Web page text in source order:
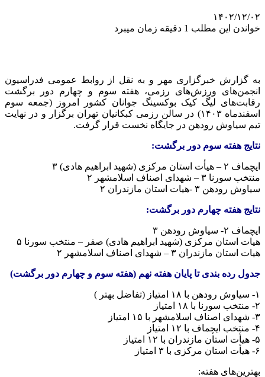
۱۴۰۲/۱۲/۰۲
خواندن این مطلب 1 دقیقه زمان میبرد
به گزارش خبرگزاری مهر و به نقل از روابط عمومی فدراسیون
انجمن‌های ورزش‌های رزمی، هفته سوم و چهارم دور برگشت
رقابت‌های لیگ کیک بوکسینگ جوانان کشور امروز (جمعه سوم
اسفندماه ۱۴۰۳) در سالن رزمی کبکانیان تهران برگزار و در نهایت
تیم سیاوش رودهن در جایگاه نخست قرار گرفت.
نتایج هفته سوم دور برگشت:
ایچماف ۲ – هیأت استان مرکزی (شهید ابراهیم هادی) ۳
منتخب سورنا ۳ – شهدای اصناف اسلامشهر ۲
سیاوش رودهن ۳ -هیات استان مازندران ۲
نتایج هفته چهارم دور برگشت:
ایچماف ۲- سیاوش رودهن ۳
هیات استان مرکزی (شهید ابراهیم هادی) صفر – منتخب سورنا ۵
هیات استان مازندران ۳ – شهدای اصناف اسلامشهر ۲
جدول رده بندی تا پایان هفته نهم (هفته سوم و چهارم دور برگشت)
۱- سیاوش رودهن با ۱۸ امتیاز (تفاضل بهتر )
۲- منتخب سورنا با ۱۸ امتیاز
۳- شهدای اصناف اسلامشهر با ۱۵ امتیاز
۴- منتخب ایچماف با ۱۲ امتیاز
۵- هیأت استان مازندران با ۱۲ امتیاز
۶- هیأت استان مرکزی با ۳ امتیاز
بهترین‌های هفته: